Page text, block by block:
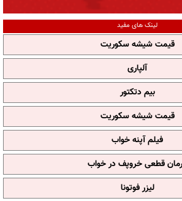
لینک های مفید
قیمت شیشه سکوریت
آلپاری
بیم دتکتور
قیمت شیشه سکوریت
فیلم آپنه خواب
قطعی خروپف در خواب
لیزر فوتونا